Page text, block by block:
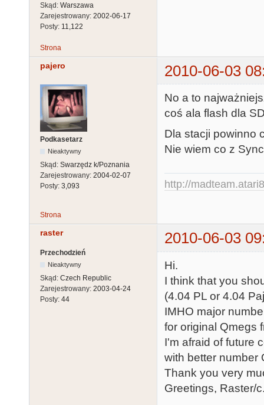
Skąd: Warszawa
Zarejestrowany: 2002-06-17
Posty: 11,122
Strona
pajero 2010-06-03
Podkasetarz
Nieaktywny
Skąd: Swarzędz k/Poznania
Zarejestrowany: 2004-02-07
Posty: 3,093
No a to
coś ala flash dla
Dla stacji powinno
Nie wiem co z
http://
Strona
raster 2010-06-03
Przechodzień
Nieaktywny
Skąd: Czech Republic
Zarejestrowany: 2003-04-24
Posty: 44
Hi.
I think that you
(4.04 PL or 4.04
IMHO major
for original Qmegs
I'm afraid of future
with better number
Thank you very
Greetings, Raster/